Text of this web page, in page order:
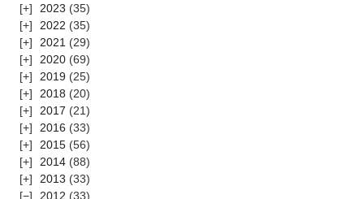
2023 (35)
2022 (35)
2021 (29)
2020 (69)
2019 (25)
2018 (20)
2017 (21)
2016 (33)
2015 (56)
2014 (88)
2013 (33)
2012 (33)